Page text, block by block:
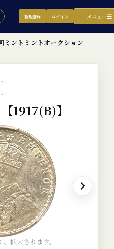
新規登録 ログイン メニュー
ミントミントオークション
【1917(B)】
拡大されます。